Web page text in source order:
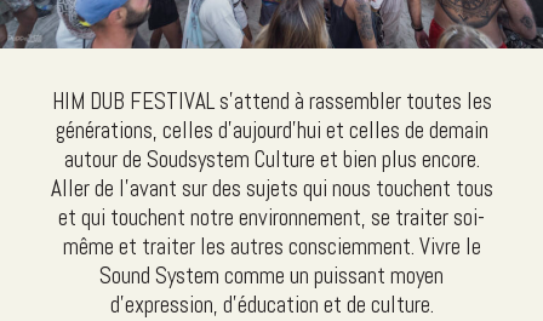
HIM DUB FESTIVAL s'attend à rassembler toutes les
générations, celles d'aujourd'hui et celles de demain
autour de Soudsystem Culture et bien plus encore.
Aller de l'avant sur des sujets qui nous touchent tous
et qui touchent notre environnement, se traiter soi-
même et traiter les autres consciemment. Vivre le
Sound System comme un puissant moyen
d'expression, d'éducation et de culture.